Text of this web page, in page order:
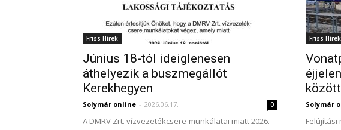
Friss Hírek
Június 18-tól ideiglenesen
áthelyezik a buszmegállót
Kerekhegyen
Solymár online - 2026.06.17. 0
A DMRV Zrt. vízvezetékcsere-munkálatai miatt 2026.
Friss Hírek
között
Solymár
Felújítási